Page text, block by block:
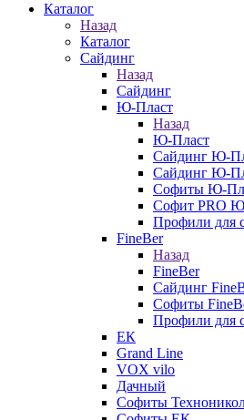
Каталог
Назад
Каталог
Сайдинг
Назад
Сайдинг
Ю-Пласт
Назад
Ю-Пласт
Сайдинг Ю-
Сайдинг Ю-
Софиты Ю-
Софит PRO
Профили для
FineBer
Назад
FineBer
Сайдинг
Софиты
Профили для
ЕК
Grand Line
VOX vilo
Дачный
Софиты